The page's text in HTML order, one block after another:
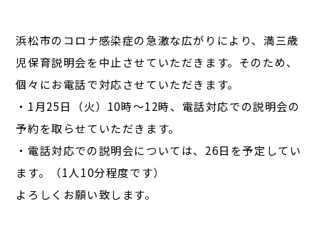
浜松市のコロナ感染症の急激な広がりにより、満三歳
児保育説明会を中止させていただきます。そのため、
個々にお電話で対応させていただきます。
・1月25日（火）10時～12時、電話対応での説明会の
予約を取らせていただきます。
・電話対応での説明会については、26日を予定してい
ます。（1人10分程度です）
よろしくお願い致します。